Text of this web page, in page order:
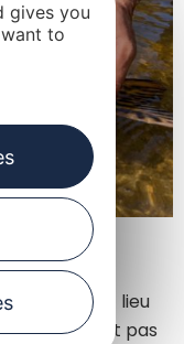
ont lieu
ils n’étaient pas
gives you
to